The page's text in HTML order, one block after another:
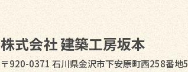
株式会社 建築工房坂本
〒920-0371 石川県金沢市下安原町西258番地5